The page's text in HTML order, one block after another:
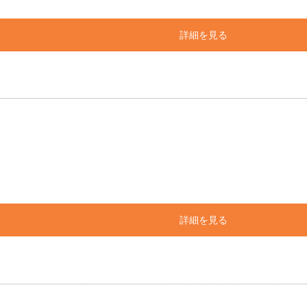
詳細を見る
詳細を見る